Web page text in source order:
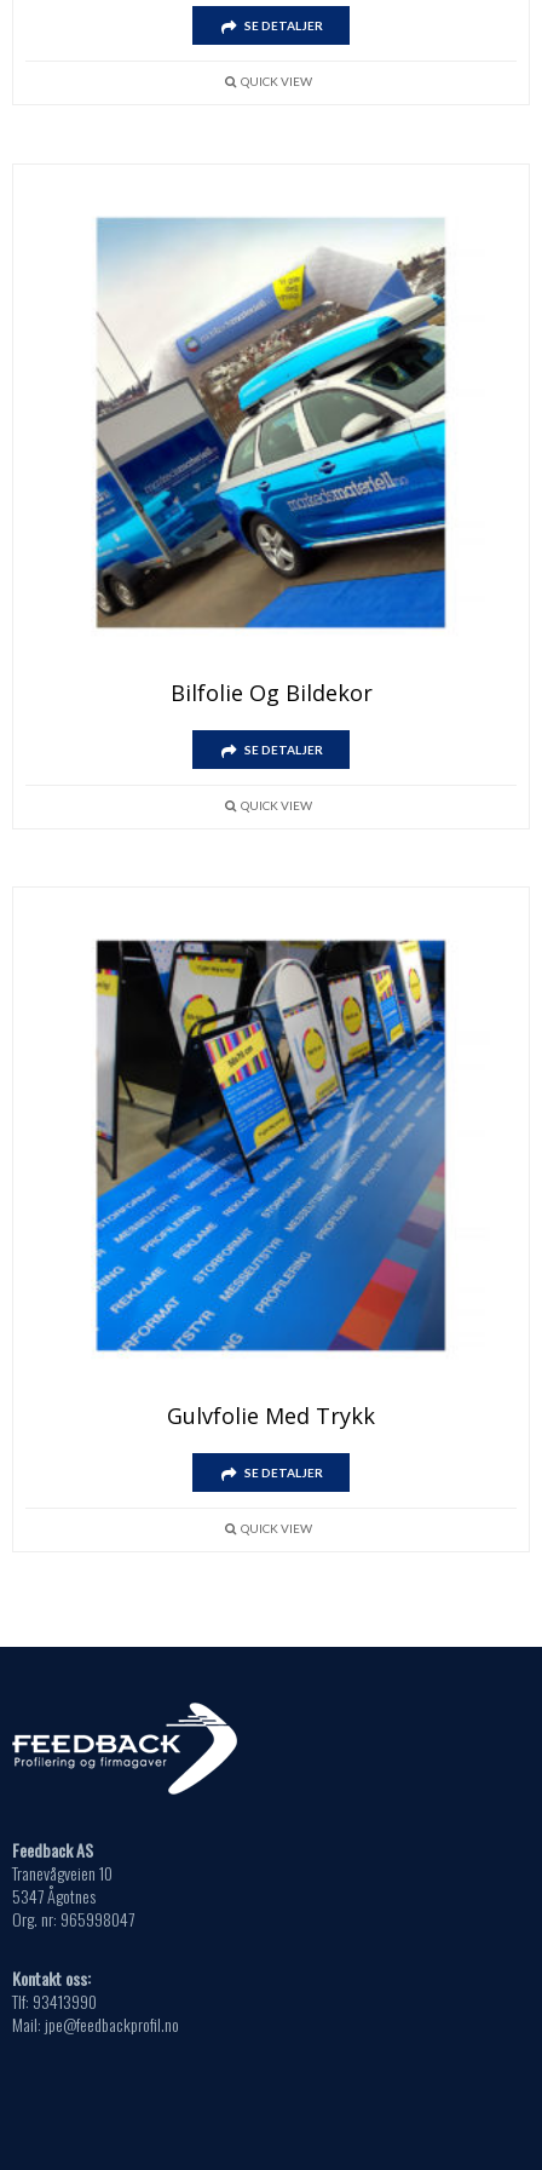
SE DETALJER
QUICK VIEW
Bilfolie Og Bildekor
SE DETALJER
QUICK VIEW
Gulvfolie Med Trykk
SE DETALJER
QUICK VIEW
Feedback AS
Tranevågveien 10
5347 Ågotnes
Org. nr: 965998047
Kontakt oss:
Tlf: 93413990
Mail: jpe@feedbackprofil.no